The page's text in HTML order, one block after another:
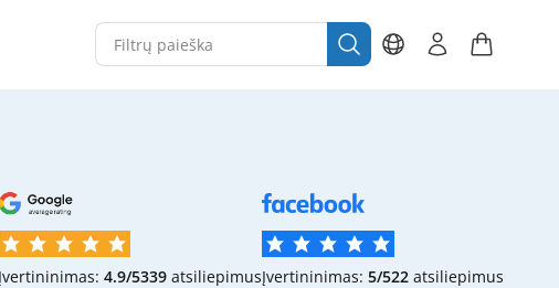
Įvertininimas: 4.9/5339 atsiliepimusĮvertininimas: 5/522 atsiliepimus